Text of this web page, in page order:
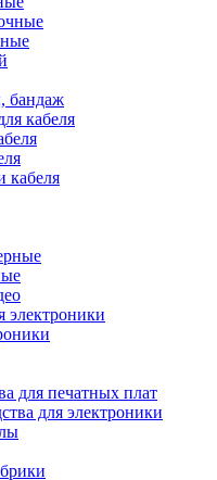
бандаж
кабеля
кабеля
электроники
для печатных плат
для электроники